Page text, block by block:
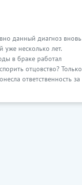
данный диагноз вновь
несколько лет.
в браке работал
отцовство? Только
ответственность за